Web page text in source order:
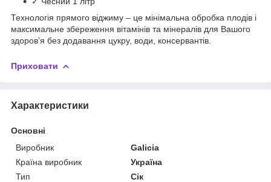
Технологія прямого віджиму – це мінімальна обробка плодів і
максимальне збереження вітамінів та мінералів для Вашого
здоров’я без додавання цукру, води, консервантів.
Приховати
Характеристики
Основні
Виробник
Galicia
Країна виробник
Україна
Тип
Сік